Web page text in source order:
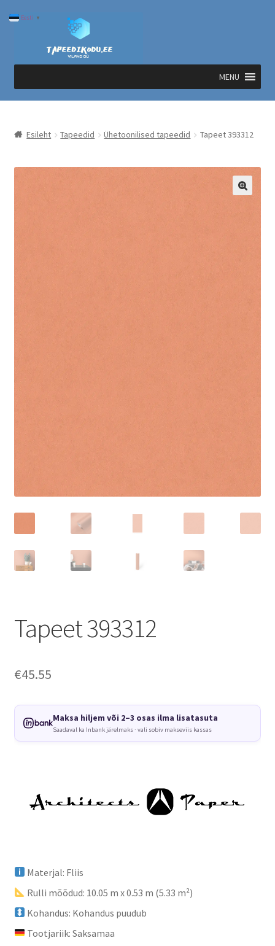
Liigu
navigeerimisele
Liigu
MENU
Esileht Tapeedid Ühetoonilised tapeedid Tapeet 393312
Tapeet 393312
€45.55
Maksa hiljem või 2–3 osas ilma lisatasuta
Saadaval ka Inbank järelmaks · vali sobiv makseviis kassas
Materjal: Fliis
Rulli mõõdud: 10.05 m x 0.53 m (5.33 m²)
Kohandus: Kohandus puudub
Tootjariik: Saksamaa
Eesti ▼